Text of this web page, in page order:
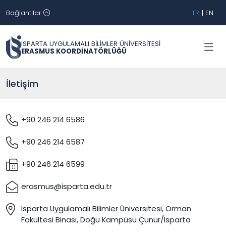
Bağlantılar TR | EN
ISPARTA UYGULAMALI BİLİMLER ÜNİVERSİTESİ
ERASMUS KOORDİNATÖRLÜĞÜ
İletişim
+90 246 214 6586
+90 246 214 6587
+90 246 214 6599
erasmus@isparta.edu.tr
Isparta Uygulamalı Bilimler Üniversitesi, Orman
Fakültesi Binası, Doğu Kampüsü Çünür/Isparta